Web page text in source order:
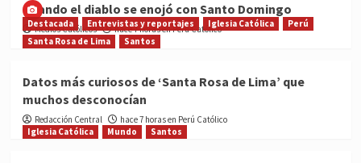
Cuando el diablo se enojó con Santo Domingo
Medios Católicos hace 7 horas en Perú Católico
Destacada Entrevistas y reportajes Iglesia Católica
Perú
Santa Rosa de Lima
Santos
Datos más curiosos de ‘Santa Rosa de Lima’ que
muchos desconocían
Redacción Central
hace 7 horas en Perú Católico
Iglesia Católica
Mundo Santos